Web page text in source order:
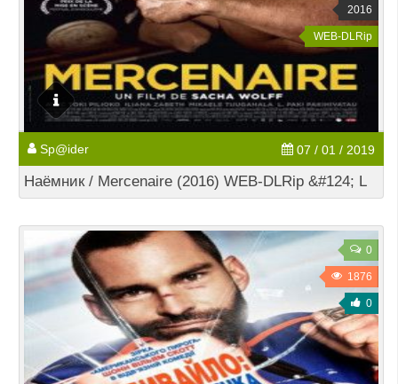
2016
WEB-DLRip
Sp@ider 07 / 01 / 2019
Наёмник / Mercenaire (2016) WEB-DLRip &#124; L
0
1876
0